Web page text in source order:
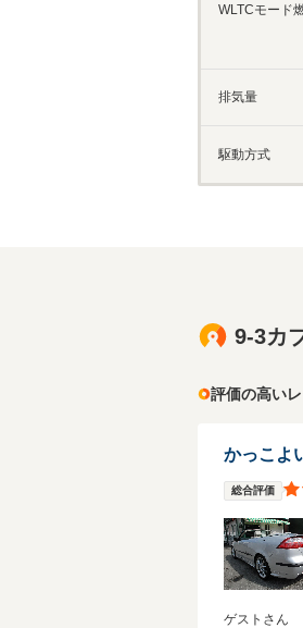
WLTCモード
排気量
駆動方式
9-3カ
評価の高い
かっこよ
総合評価
ゲストさん